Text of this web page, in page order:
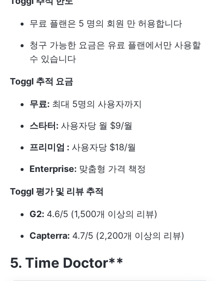
무료 플랜은 5 명의 회원 만 허용합니다
청구 가능한 요금은 유료 플랜에서만 사용할
수 있습니다
Toggl 추적 요금
무료: 최대 5명의 사용자까지
스타터: 사용자당 월 $9/월
프리미엄 : 사용자당 $18/월
Enterprise: 맞춤형 가격 책정
Toggl 평가 및 리뷰 추적
G2: 4.6/5 (1,500개 이상의 리뷰)
Capterra: 4.7/5 (2,200개 이상의 리뷰)
5. Time Doctor**